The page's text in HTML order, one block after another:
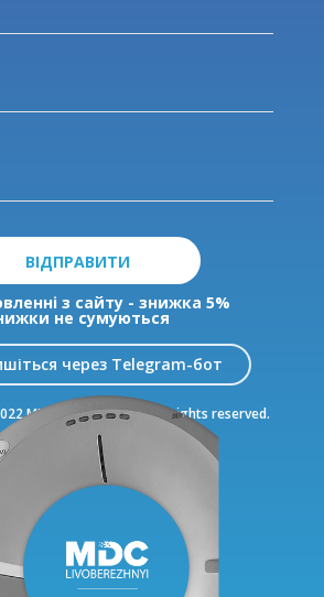
ВІДПРАВИТИ
з сайту - знижка 5%
не сумуються
через Telegram-бот
MDC Livoberezhnyi. All rights reserved.